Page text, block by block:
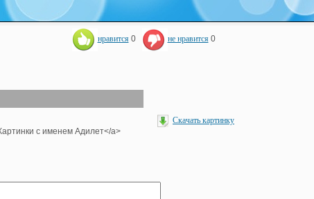
нравится 0 не нравится 0
с именем Адилет</a>
Скачать картинку